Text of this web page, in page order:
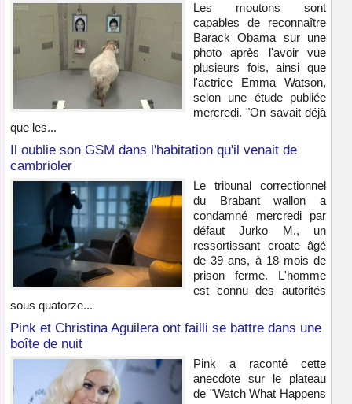
Les moutons sont
capables de reconnaître
Barack Obama sur une
photo après l'avoir vue
plusieurs fois, ainsi que
l'actrice Emma Watson,
selon une étude publiée
mercredi. "On savait déjà
que les...
Il oublie son GSM dans l'habitation qu'il venait de
cambrioler
Le tribunal correctionnel
du Brabant wallon a
condamné mercredi par
défaut Jurko M., un
ressortissant croate âgé
de 39 ans, à 18 mois de
prison ferme. L'homme
est connu des autorités
sous quatorze...
Pink et Christina Aguilera ont failli se battre dans une
boîte de nuit
Pink a raconté cette
anecdote sur le plateau
de "Watch What Happens